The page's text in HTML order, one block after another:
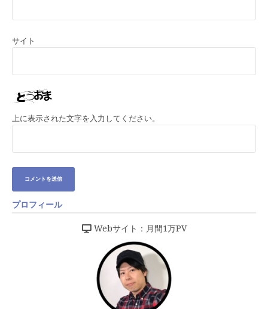
サイト
上に表示された文字を入力してください。
プロフィール
Webサイト：月間1万PV